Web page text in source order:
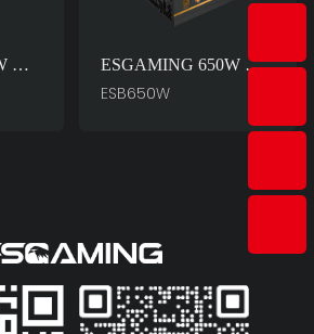
高
ESGAMING 650W 高
品質 85%効率 フルモ
デスクトップPC電源
ESB650W